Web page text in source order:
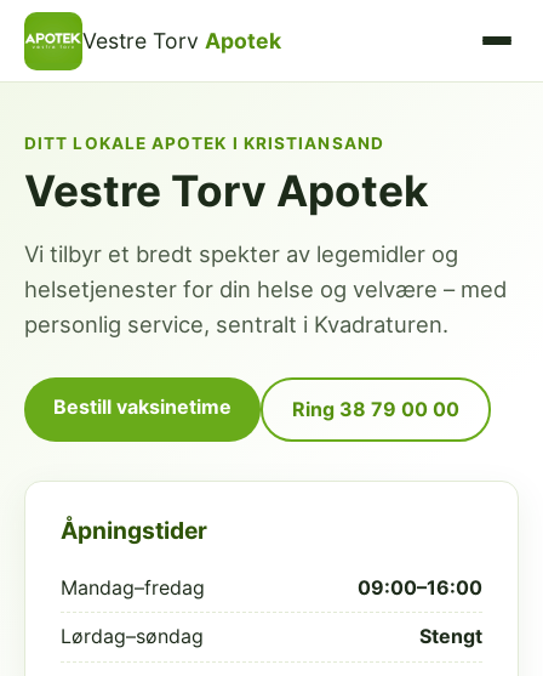
Vestre Torv Apotek
DITT LOKALE APOTEK I KRISTIANSAND
Vestre Torv Apotek
Vi tilbyr et bredt spekter av legemidler og
helsetjenester for din helse og velvære – med
personlig service, sentralt i Kvadraturen.
Bestill vaksinetime Ring 38 79 00 00
Åpningstider
Mandag–fredag 09:00–16:00
Lørdag–søndag Stengt